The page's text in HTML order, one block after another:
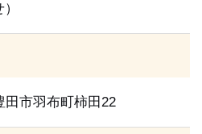
市羽布町柿田22